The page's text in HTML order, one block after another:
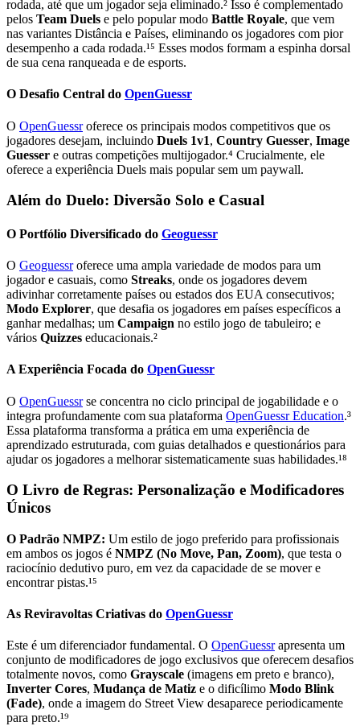
rodada, até que um jogador seja eliminado.² Isso é complementado
pelos Team Duels e pelo popular modo Battle Royale, que vem
nas variantes Distância e Países, eliminando os jogadores com pior
desempenho a cada rodada.¹⁵ Esses modos formam a espinha dorsal
de sua cena ranqueada e de esports.
O Desafio Central do OpenGuessr
O OpenGuessroferece os principais modos competitivos que os
jogadores desejam, incluindo Duels 1v1, Country Guesser, Image
Guesser e outras competições multijogador.⁴ Crucialmente, ele
oferece a experiência Duels mais popular sem um paywall.
Além do Duelo: Diversão Solo e Casual
O Portfólio Diversificado do Geoguessr
O Geoguessroferece uma ampla variedade de modos para um
jogador e casuais, como Streaks, onde os jogadores devem
adivinhar corretamente países ou estados dos EUA consecutivos;
Modo Explorer, que desafia os jogadores em países específicos a
ganhar medalhas; um Campaign no estilo jogo de tabuleiro; e
vários Quizzes educacionais.²
A Experiência Focada do OpenGuessr
O OpenGuessrse concentra no ciclo principal de jogabilidade e o
integra profundamente com sua plataforma OpenGuessr Education.³
Essa plataforma transforma a prática em uma experiência de
aprendizado estruturada, com guias detalhados e questionários para
ajudar os jogadores a melhorar sistematicamente suas habilidades.¹⁸
O Livro de Regras: Personalização e Modificadores
Únicos
O Padrão NMPZ: Um estilo de jogo preferido para profissionais
em ambos os jogos é NMPZ (No Move, Pan, Zoom), que testa o
raciocínio dedutivo puro, em vez da capacidade de se mover e
encontrar pistas.¹⁵
As Reviravoltas Criativas do OpenGuessr
Este é um diferenciador fundamental. O OpenGuessrapresenta um
conjunto de modificadores de jogo exclusivos que oferecem desafios
totalmente novos, como Grayscale (imagens em preto e branco),
Inverter Cores, Mudança de Matiz e o dificílimo Modo Blink
(Fade), onde a imagem do Street View desaparece periodicamente
para preto.¹⁹